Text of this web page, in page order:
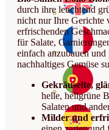
durch ihre leuchtend
nicht nur Ihre Gerichte
erfrischenden
für Salate,
einfach anzubauen
nachhaltiges Gemüse
Gekräuselte,
helle, hellgrüne
Salaten und
Milder und